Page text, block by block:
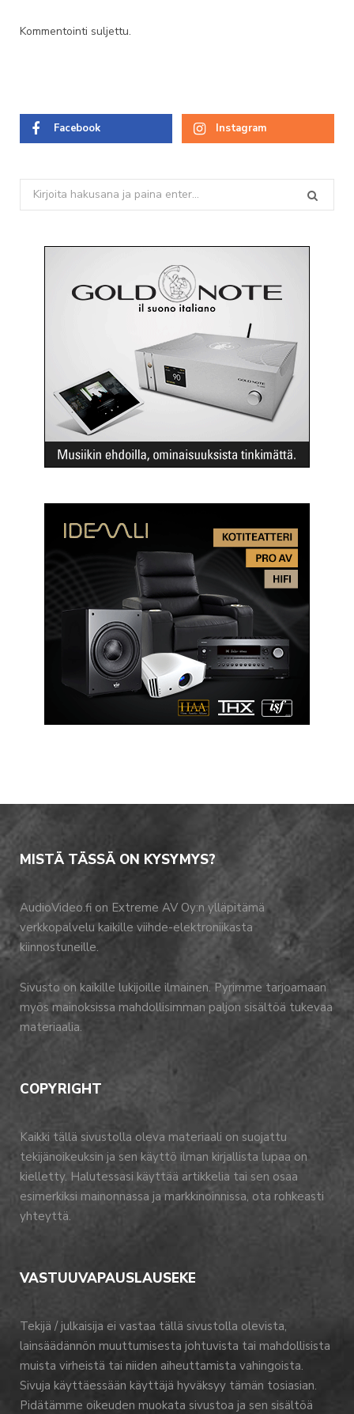
Kommentointi suljettu.
Facebook Instagram
Search
for:
MISTÄ TÄSSÄ ON KYSYMYS?
AudioVideo.fi on Extreme AV Oy:n ylläpitämä
verkkopalvelu kaikille viihde-elektroniikasta
kiinnostuneille.
Sivusto on kaikille lukijoille ilmainen. Pyrimme tarjoamaan
myös mainoksissa mahdollisimman paljon sisältöä tukevaa
materiaalia.
COPYRIGHT
Kaikki tällä sivustolla oleva materiaali on suojattu
tekijänoikeuksin ja sen käyttö ilman kirjallista lupaa on
kielletty. Halutessasi käyttää artikkelia tai sen osaa
esimerkiksi mainonnassa ja markkinoinnissa, ota rohkeasti
yhteyttä.
VASTUUVAPAUSLAUSEKE
Tekijä / julkaisija ei vastaa tällä sivustolla olevista,
lainsäädännön muuttumisesta johtuvista tai mahdollisista
muista virheistä tai niiden aiheuttamista vahingoista.
Sivuja käyttäessään käyttäjä hyväksyy tämän tosiasian.
Pidätämme oikeuden muokata sivustoa ja sen sisältöä